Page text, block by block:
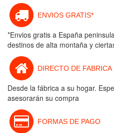
ENVIOS GRATIS*
*Envios gratis a España
destinos de alta montaña y
DIRECTO DE FABRICA
Desde la fábrica a su hogar.
asesorarán su compra
FORMAS DE PAGO